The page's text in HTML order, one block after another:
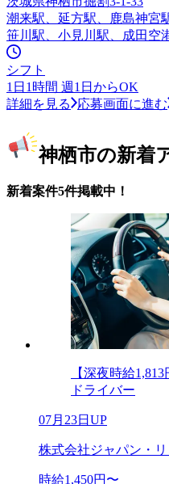
潮来駅、延方駅、鹿島神宮
笹川駅、小見川駅、成田空
シフト
1日1時間 週1日からOK
詳細を見る
応募画面に進む
神栖市の新着
新着案件5件掲載中！
【深夜時給
ドライバー
07月23日UP
株式会社ジャパン・
時給1,450円〜